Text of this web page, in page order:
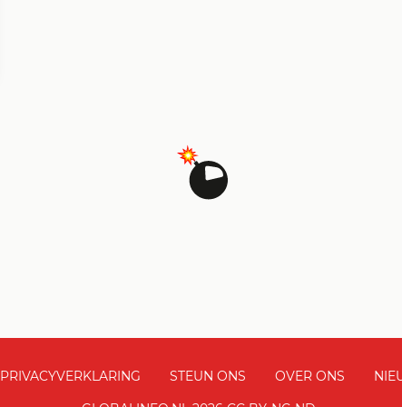
PRIVACYVERKLARING STEUN ONS OVER ONS